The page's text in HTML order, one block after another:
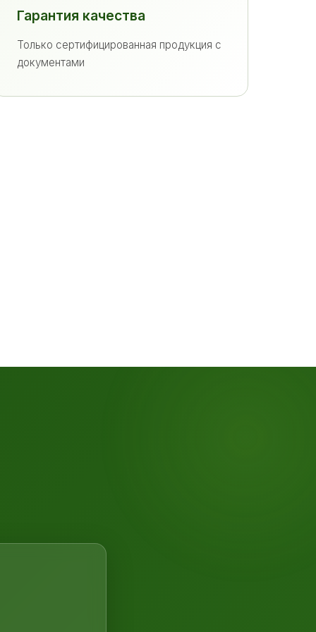
Гарантия качества
Только сертифицированная продукция с
документами